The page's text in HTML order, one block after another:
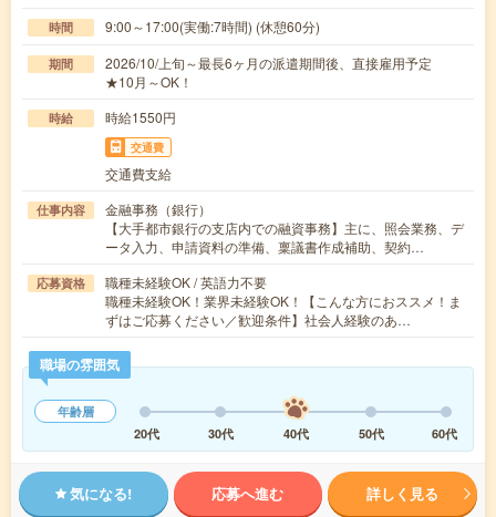
時間 9:00～17:00(実働:7時間) (休憩60分)
期間
2026/10/上旬～最長6ヶ月の派遣期間後、直接雇用予定
★10月～OK！
時給 時給1550円
交通費
交通費支給
仕事内容
金融事務（銀行）
【大手都市銀行の支店内での融資事務】主に、照会業務、デ
ータ入力、申請資料の準備、稟議書作成補助、契約…
応募資格
職種未経験OK / 英語力不要
職種未経験OK！業界未経験OK！【こんな方におススメ！ま
ずはご応募ください／歓迎条件】社会人経験のあ…
職場の雰囲気
年齢層
20代
30代 40代 50代 60代
気になる! 応募へ進む 詳しく見る